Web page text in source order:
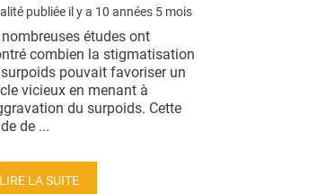
publiée il y a 10 années 5 mois
nombreuses études ont
combien la stigmatisation
pouvait favoriser un
vicieux en menant à
du surpoids. Cette
de ...
LIRE LA SUITE